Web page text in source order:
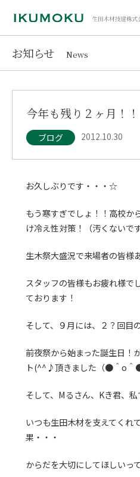
お知らせ News
今年も残り２ヶ月！！
ブログ 2012.10.30
お久しぶりです・・・☆
もう寒すぎでしょ！！高校か
け冷え性対策！（汚くないで
生木祭大盛況で来場者の皆様
スタッフの皆様もお疲れ様で
ております！
そして、９月には、２？回目
前夜祭から始まった誕生日！
ト(^^♪頂きました（●＾o＾●
そして、Mるさん、Kき君、
いつも生田木材を支えてくれ
果・・・
からだを大切にしてほしいっ